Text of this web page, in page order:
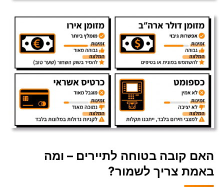
האם קובה בטוחה לתיירים – ומה
באמת צריך לשמור?